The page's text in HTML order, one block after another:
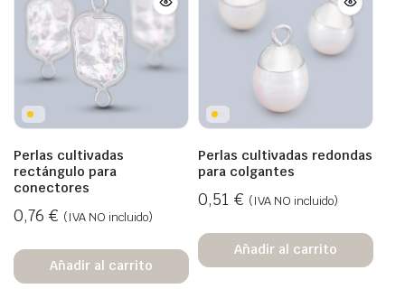
Perlas cultivadas
rectángulo para
conectores
0,76 € (IVA NO incluido)
Añadir al carrito
Perlas cultivadas redondas
para colgantes
0,51 € (IVA NO incluido)
Añadir al carrito